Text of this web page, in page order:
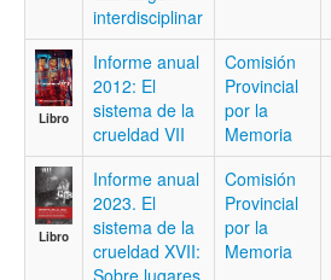
interdisciplinar
Libro
Informe anual
2012: El
sistema de la
crueldad VII
Comisión
Provincial
por la
Memoria
Libro
Informe anual
2023. El
sistema de la
crueldad XVII:
Sobre lugares
Comisión
Provincial
por la
Memoria